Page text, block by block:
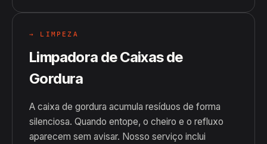
→ LIMPEZA
Limpadora de Caixas de
Gordura
A caixa de gordura acumula resíduos de forma
silenciosa. Quando entope, o cheiro e o refluxo
aparecem sem avisar. Nosso serviço inclui